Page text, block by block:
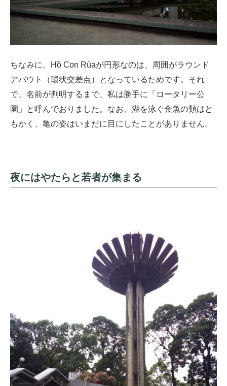
ちなみに、Hồ Con Rùaが円形なのは、周囲がラウンド
アバウト（環状交差点）となっているためです。それ
で、名前が判明するまで、私は勝手に「ロータリー公
園」と呼んでおりました。なお、湖を泳ぐ金魚の類はと
もかく、亀の姿はいまだに目にしたことがありません。
夜にはやたらと若者が集まる